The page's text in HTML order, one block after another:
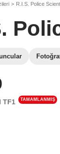
R.I.S. Police
TF1 TAMAMLANMIŞ